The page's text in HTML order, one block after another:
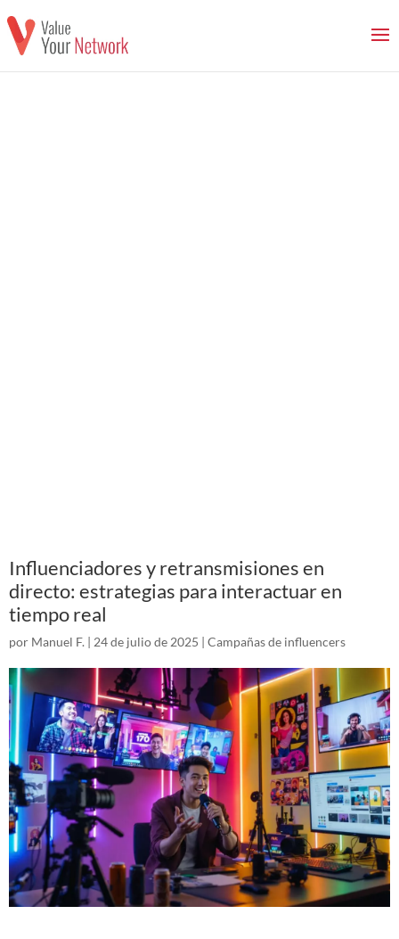
Influenciadores y retransmisiones en
directo: estrategias para interactuar en
tiempo real
por Manuel F. | 24 de julio de 2025 | Campañas de influencers